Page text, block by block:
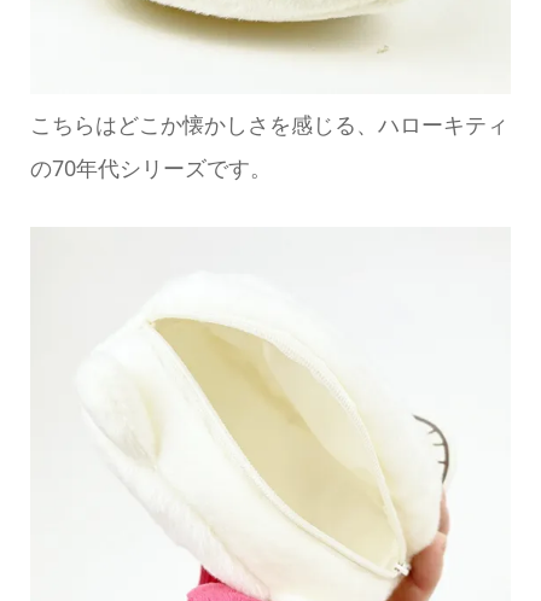
こちらはどこか懐かしさを感じる、ハローキティ
の70年代シリーズです。